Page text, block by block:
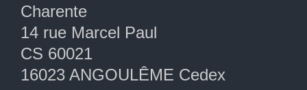
Charente
14 rue Marcel Paul
CS 60021
16023 ANGOULÊME Cedex